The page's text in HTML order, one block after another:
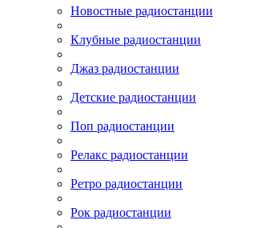
Новостные радиостанции
Клубные радиостанции
Джаз радиостанции
Детские радиостанции
Поп радиостанции
Релакс радиостанции
Ретро радиостанции
Рок радиостанции